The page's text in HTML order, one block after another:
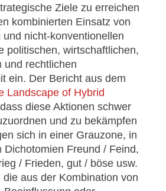
Ziele zu erreichen
kombinierten Einsatz von
nicht-konventionellen
politischen, wirtschaftlichen,
und rechtlichen
ein. Der Bericht aus dem
Landscape of Hybrid
diese Aktionen schwer
und zu bekämpfen
sich in einer Grauzone, in
Dichotomien Freund / Feind,
/ Frieden, gut / böse usw.
aus der Kombination von